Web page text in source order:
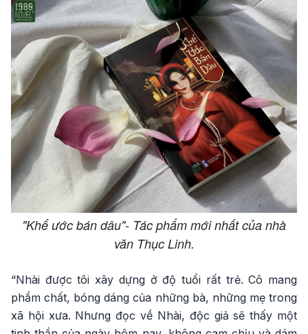
"Khế ước bán dâu"- Tác phẩm mới nhất của nhà
văn Thục Linh.
“Nhài được tôi xây dựng ở độ tuổi rất trẻ. Cô mang
phẩm chất, bóng dáng của những bà, những mẹ trong
xã hội xưa. Nhưng đọc về Nhài, độc giả sẽ thấy một